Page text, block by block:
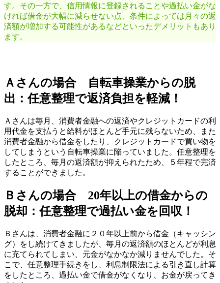
す。その一方で、信用情報に登録されることや過払い金がな
ければ借金が大幅に減らせない点、条件によっては月々の返
済額が増加する可能性があるなどといったデメリットもあり
ます。
Ａさんの場合 自転車操業からの脱
出：任意整理で返済負担を軽減！
Ａさんは毎月、消費者金融への返済やクレジットカードの利
用代金を支払うと給料がほとんど手元に残らないため、また
消費者金融から借金をしたり、クレジットカードで買い物を
してしまうという自転車操業に陥っていました。任意整理を
したところ、毎月の返済額が抑えられたため、５年程で完済
することができました。
Ｂさんの場合 20年以上の借金からの
脱却：任意整理で過払い金を回収！
Ｂさんは、消費者金融に２０年以上前から借金（キャッシン
グ）をし続けてきましたが、毎月の返済額のほとんどが利息
に充てられてしまい、元金がなかなか減りませんでした。そ
こで、任意整理手続きをし、利息制限法による引き直し計算
をしたところ、過払い金で借金がなくなり、お金が戻ってき